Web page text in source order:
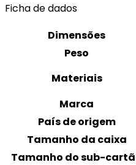
Ficha de dados
Dimensões
Peso
Materiais
Marca
País de origem
Tamanho da caixa
Tamanho do sub-